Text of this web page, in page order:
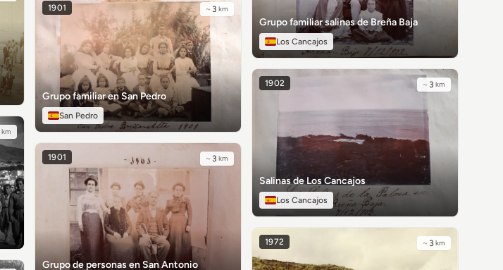
km
1901 ~ 3 km
Grupo familiar en San Pedro
San Pedro
1901 ~ 3 km
Grupo de personas en San Antonio
Grupo familiar salinas de Breña Baja
Los Cancajos
1902 ~ 3 km
Salinas de Los Cancajos
Los Cancajos
1972 ~ 3 km